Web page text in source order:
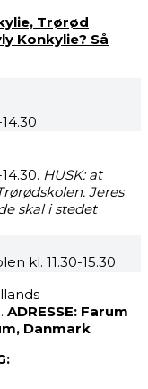
Trørød
Konkylie? Så
HUSK: at
Jeres
skal i stedet
kl. 11.30-15.30
ADRESSE: Farum
Danmark